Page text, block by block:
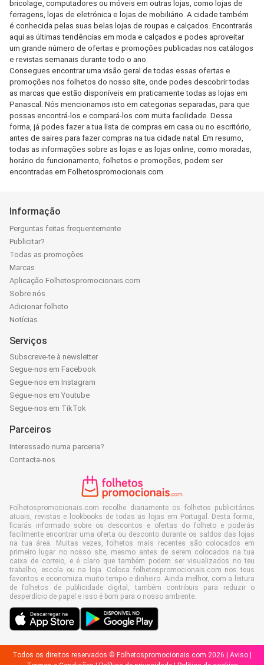
bricolage, computadores ou móveis em outras lojas, como lojas de
ferragens, lojas de eletrónica e lojas de mobiliário. A cidade também
é conhecida pelas suas belas lojas de roupas e calçados. Encontrarás
aqui as últimas tendências em moda e calçados e podes aproveitar
um grande número de ofertas e promoções publicadas nos catálogos
e revistas semanais durante todo o ano.
Consegues encontrar uma visão geral de todas essas ofertas e
promoções nos folhetos do nosso site, onde podes descobrir todas
as marcas que estão disponíveis em praticamente todas as lojas em
Panascal. Nós mencionamos isto em categorias separadas, para que
possas encontrá-los e compará-los com muita facilidade. Dessa
forma, já podes fazer a tua lista de compras em casa ou no escritório,
antes de saires para fazer compras na tua cidade natal. Em resumo,
todas as informações sobre as lojas e as lojas online, como moradas,
horário de funcionamento, folhetos e promoções, podem ser
encontradas em Folhetospromocionais.com.
Informação
Perguntas feitas frequentemente
Publicitar?
Todas as promoções
Marcas
Aplicação Folhetospromocionais.com
Sobre nós
Adicionar folheto
Notícias
Serviços
Subscreve-te à newsletter
Segue-nos em Facebook
Segue-nos em Instagram
Segue-nos em Youtube
Segue-nos em TikTok
Parceiros
Interessado numa parceria?
Contacta-nos
Folhetospromocionais.com recolhe diariamente os folhetos publicitários
atuais, revistas e lookbooks de todas as lojas em Portugal. Desta forma,
ficarás informado sobre os descontos e ofertas do folheto e poderás
facilmente encontrar uma oferta ou desconto durante os saldos das lojas
na tua área. Muitas vezes, folhetos mais recentes são colocados em
primeiro lugar no nosso site, mesmo antes de serem colocados na tua
caixa de correio, e é claro que também podem ser visualizados no teu
trabalho, escola ou na loja. Coloca folhetospromocionais.com nos teus
favoritos e economiza muito tempo e dinheiro. Ainda melhor, com a leitura
de folhetos de publicidade digital, também contribuis para reduzir o
desperdício de papel e isso é bom para o nosso ambiente.
Todos os direitos reservados © Folhetospromocionais.com 2026 | Aviso